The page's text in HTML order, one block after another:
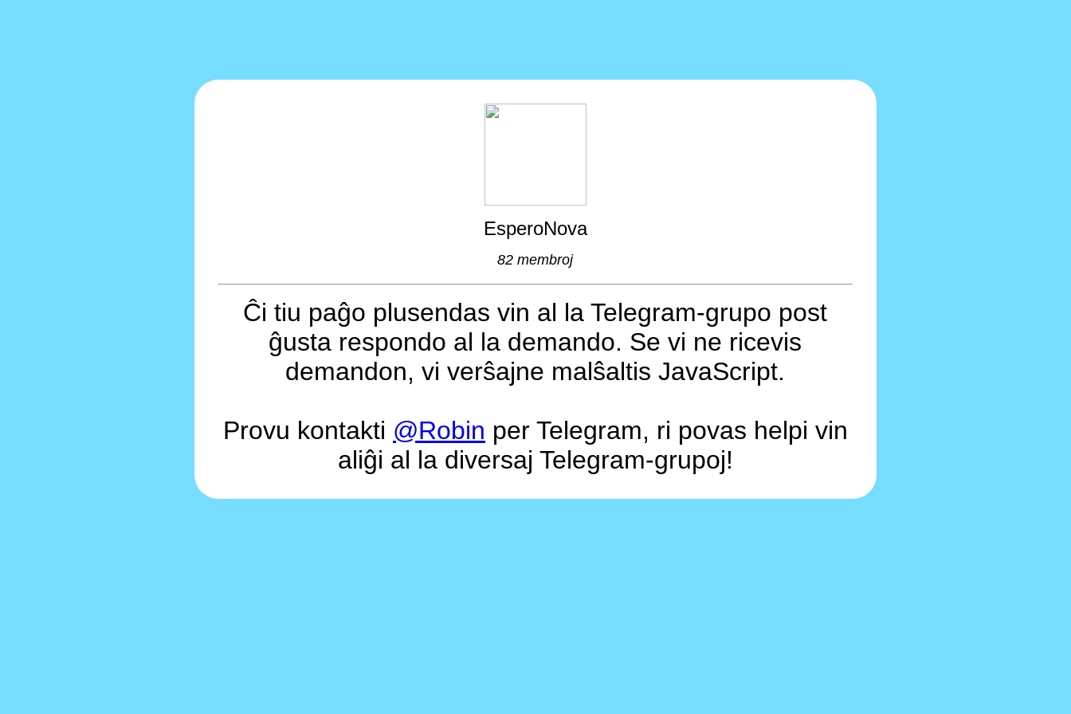
EsperoNova
82 membroj
Ĉi tiu paĝo plusendas vin al la Telegram-grupo post
ĝusta respondo al la demando. Se vi ne ricevis
demandon, vi verŝajne malŝaltis JavaScript.
Provu kontakti @Robin per Telegram, ri povas helpi vin
aliĝi al la diversaj Telegram-grupoj!